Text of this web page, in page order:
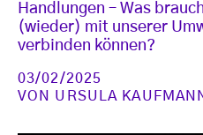
Handlungen – Was
(wieder) mit unserer
verbinden können?
03/02/2025
VON URSULA